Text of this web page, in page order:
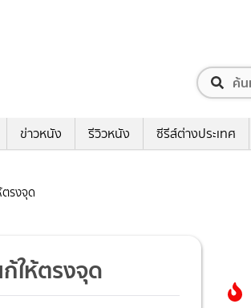
ข่าวหนัง รีวิวหนัง ซีรีส์ต่างประเทศ
รงจุด
ให้ตรงจุด